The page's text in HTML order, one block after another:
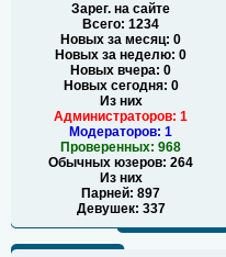
Зарег. на сайте
Всего: 1234
Новых за месяц: 0
Новых за неделю: 0
Новых вчера: 0
Новых сегодня: 0
Из них
Администраторов: 1
Модераторов: 1
Проверенных: 968
Обычных юзеров: 264
Из них
Парней: 897
Девушек: 337